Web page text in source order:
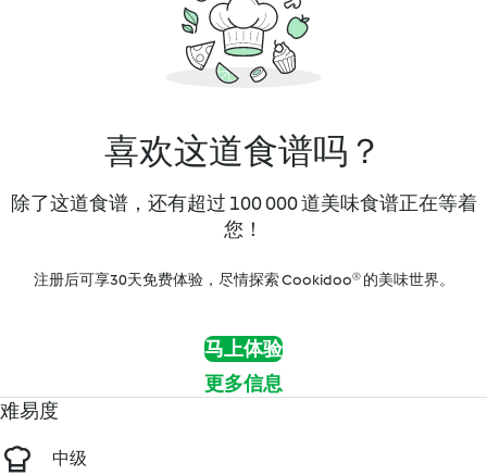
喜欢这道食谱吗？
除了这道食谱，还有超过 100 000 道美味食谱正在等着
您！
注册后可享30天免费体验，尽情探索 Cookidoo® 的美味世界。
马上体验
更多信息
难易度
中级